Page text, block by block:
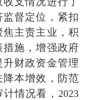
督定位，紧扣
主责主业，积
施，增强政府
财政资金管理
本增效，防范
情况看，2023